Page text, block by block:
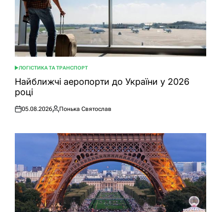
ОПУБЛІКУВАТИ
У
ЛОГІСТИКА ТА ТРАНСПОРТ
Найближчі аеропорти до України у 2026
році
Оприлюднено
05.08.2026
Опубліковано
Понька Святослав